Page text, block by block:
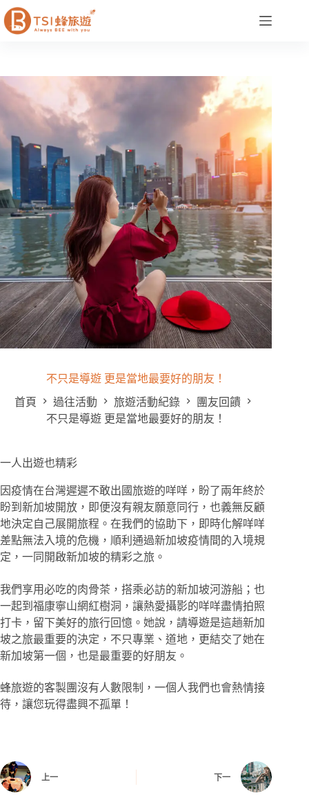
不只是導遊 更是當地最要好的朋友！
首頁
過往活動 旅遊活動紀錄
團友回饋
不只是導遊 更是當地最要好的朋友！
一人出遊也精彩
因疫情在台灣遲遲不敢出國旅遊的咩咩，盼了兩年終於
盼到新加坡開放，即便沒有親友願意同行，也義無反顧
地決定自己展開旅程。在我們的協助下，即時化解咩咩
差點無法入境的危機，順利通過新加坡疫情間的入境規
定，一同開啟新加坡的精彩之旅。
我們享用必吃的肉骨茶，搭乘必訪的新加坡河游船；也
一起到福康寧山網紅樹洞，讓熱愛攝影的咩咩盡情拍照
打卡，留下美好的旅行回憶。她說，請導遊是這趟新加
坡之旅最重要的決定，不只專業、道地，更結交了她在
新加坡第一個，也是最重要的好朋友。
蜂旅遊的客製團沒有人數限制，一個人我們也會熱情接
待，讓您玩得盡興不孤單！
上一 下一